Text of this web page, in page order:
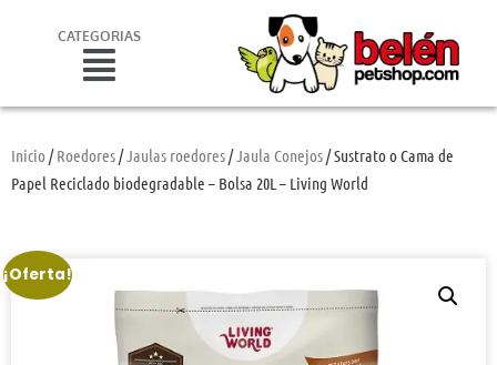
CATEGORIAS
Inicio /Roedores/Jaulas roedores/Jaula Conejos/ Sustrato o Cama de
Papel Reciclado biodegradable – Bolsa 20L – Living World
¡Oferta!